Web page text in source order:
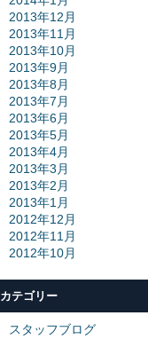
2013年12月
2013年11月
2013年10月
2013年9月
2013年8月
2013年7月
2013年6月
2013年5月
2013年4月
2013年3月
2013年2月
2013年1月
2012年12月
2012年11月
2012年10月
カテゴリー
スタッフブログ